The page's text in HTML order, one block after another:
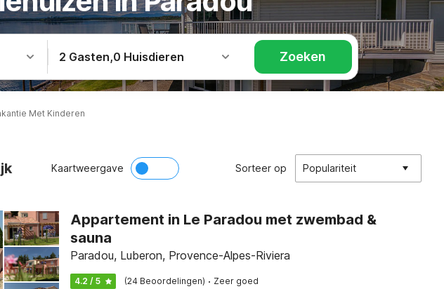
2 Gasten,0 Huisdieren Zoeken
Met Kinderen
Kaartweergave Sorteer op Populariteit
Appartement in Le Paradou met zwembad &
sauna
Paradou, Luberon, Provence-Alpes-Riviera
4.2 / 5 (24 Beoordelingen) · Zeer goed